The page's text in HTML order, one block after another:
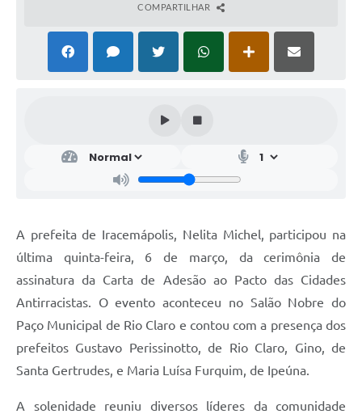
COMPARTILHAR
A prefeita de Iracemápolis, Nelita Michel, participou na
última quinta-feira, 6 de março, da cerimônia de
assinatura da Carta de Adesão ao Pacto das Cidades
Antirracistas. O evento aconteceu no Salão Nobre do
Paço Municipal de Rio Claro e contou com a presença dos
prefeitos Gustavo Perissinotto, de Rio Claro, Gino, de
Santa Gertrudes, e Maria Luísa Furquim, de Ipeúna.
A solenidade reuniu diversos líderes da comunidade